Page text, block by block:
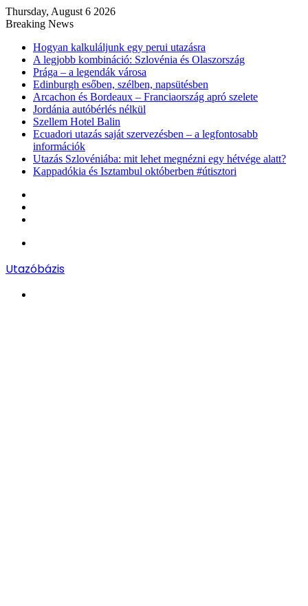
Thursday, August 6 2026
Breaking News
Hogyan kalkuláljunk egy perui utazásra
A legjobb kombináció: Szlovénia és Olaszország
Prága – a legendák városa
Edinburgh esőben, szélben, napsütésben
Arcachon és Bordeaux – Franciaország apró szelete
Jordánia autóbérlés nélkül
Szellem Hotel Balin
Ecuadori utazás saját szervezésben – a legfontosabb
információk
Utazás Szlovéniába: mit lehet megnézni egy hétvége alatt?
Kappadókia és Isztambul októberben #útisztori
Utazóbázis